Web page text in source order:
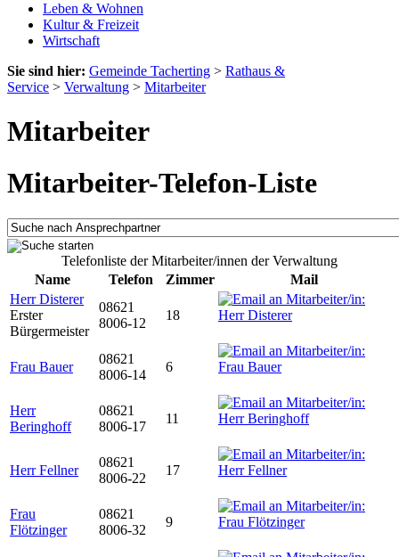
Leben & Wohnen
Kultur & Freizeit
Wirtschaft
Sie sind hier: Gemeinde Tacherting > Rathaus &
Service > Verwaltung > Mitarbeiter
Mitarbeiter
Mitarbeiter-Telefon-Liste
Telefonliste der Mitarbeiter/innen der Verwaltung
Name
Telefon Zimmer
Mail
Herr Disterer
Erster
Bürgermeister
08621
8006-12
18
Frau Bauer
08621
8006-14
6
Herr
Beringhoff
08621
8006-17
11
Herr Fellner
08621
8006-22
17
Frau
Flötzinger
08621
8006-32
9